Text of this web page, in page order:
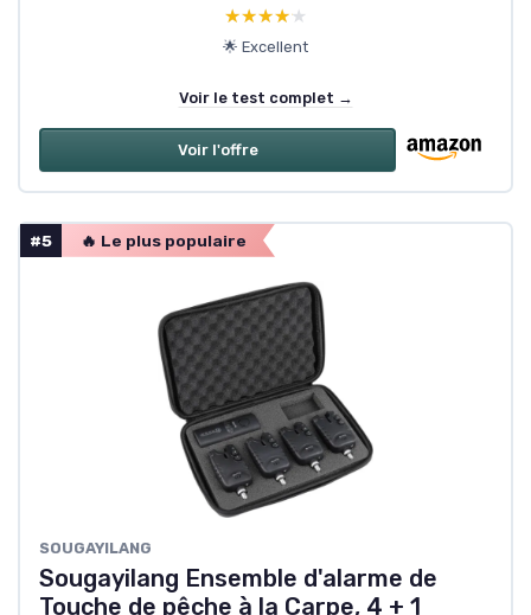
★★★★★
★★★★★
🌟 Excellent
Voir le test complet →
Voir l'offre
#5 🔥 Le plus populaire
SOUGAYILANG
Sougayilang Ensemble d'alarme de
Touche de pêche à la Carpe, 4 + 1